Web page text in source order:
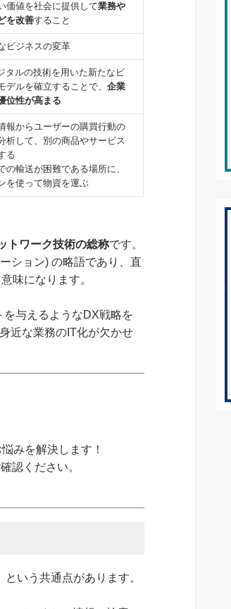
価値を社会に提供して業務や
を改善すること
ビジネスの変革
タルの技術を用いた新たなビ
デルを確立することで、 企業
位性が高まる
報からユーザーの購買行動の
析して、別の商品やサービス
る
の輸送が困難である場所に、
を使って物資を運ぶ
トワーク技術の総称です。
ション) の略語であり、直
味になります。
を与えるようなDX戦略を
近な業務のIT化が欠かせ
みを解決します！
認ください。
いう共通点があります。